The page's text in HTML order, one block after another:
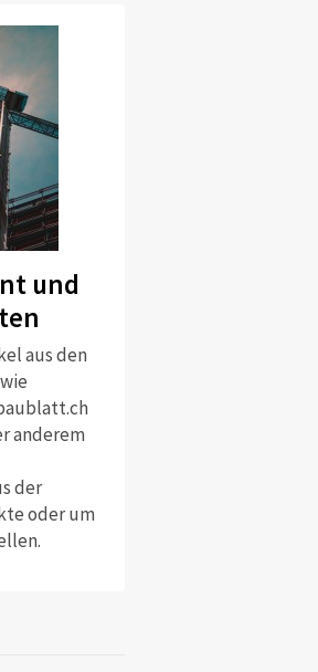
und
aus den
anderem
der
oder um